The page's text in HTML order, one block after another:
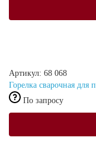
Артикул: 68 068
Горелка сварочная для
По запросу